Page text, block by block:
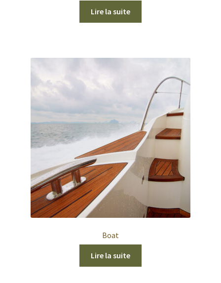
Lire la suite
Boat
Lire la suite